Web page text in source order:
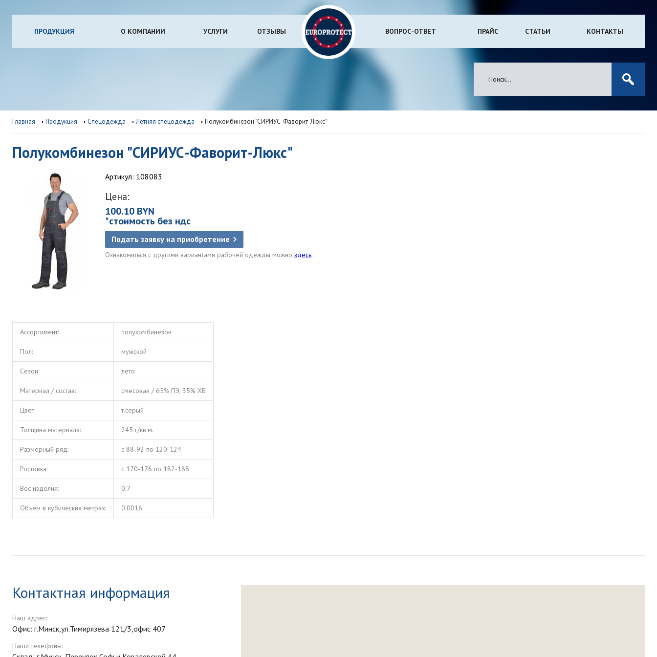
ПРОДУКЦИЯ О КОМПАНИИ УСЛУГИ ОТЗЫВЫ ВОПРОС-ОТВЕТ ПРАЙС СТАТЬИ КОНТАКТЫ
Главная Продукция Спецодежда Летняя спецодежда Полукомбинезон "СИРИУС-Фаворит-Люкс"
Полукомбинезон "СИРИУС-Фаворит-Люкс"
Артикул: 108083
Цена:
100.10 BYN
*стоимость без ндс
Подать заявку на приобретение
Ознакомиться с другими вариантами рабочей одежды можно здесь.
Ассортимент: полукомбинезон
Пол: мужской
Сезон: лето
Материал / состав: смесовая / 65% ПЭ, 35% ХБ
Цвет: т.серый
Толщина материала: 245 г/кв.м.
Размерный ряд: с 88-92 по 120-124
Ростовка: с 170-176 по 182-188
Вес изделия: 0.7
Объем в кубических метрах: 0.0016
Контактная информация
Наш адрес:
Офис: г.Минск,ул.Тимирязева 121/3,офис 407
Наши телефоны: